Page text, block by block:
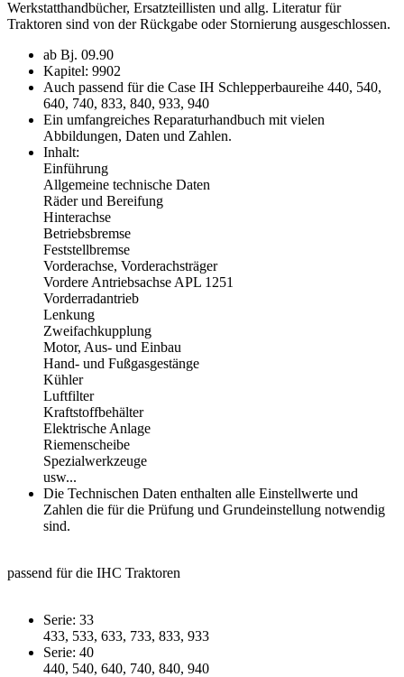
Werkstatthandbücher, Ersatzteillisten und allg. Literatur für
Traktoren sind von der Rückgabe oder Stornierung ausgeschlossen.
ab Bj. 09.90
Kapitel: 9902
Auch passend für die Case IH Schlepperbaureihe 440, 540,
640, 740, 833, 840, 933, 940
Ein umfangreiches Reparaturhandbuch mit vielen
Abbildungen, Daten und Zahlen.
Inhalt:
Einführung
Allgemeine technische Daten
Räder und Bereifung
Hinterachse
Betriebsbremse
Feststellbremse
Vorderachse, Vorderachsträger
Vordere Antriebsachse APL 1251
Vorderradantrieb
Lenkung
Zweifachkupplung
Motor, Aus- und Einbau
Hand- und Fußgasgestänge
Kühler
Luftfilter
Kraftstoffbehälter
Elektrische Anlage
Riemenscheibe
Spezialwerkzeuge
usw...
Die Technischen Daten enthalten alle Einstellwerte und
Zahlen die für die Prüfung und Grundeinstellung notwendig
sind.
passend für die IHC Traktoren
Serie: 33
433, 533, 633, 733, 833, 933
Serie: 40
440, 540, 640, 740, 840, 940